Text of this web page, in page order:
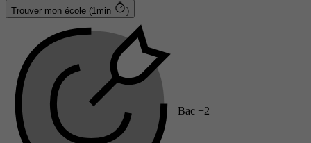
Trouver mon école (1min )
Bac +2